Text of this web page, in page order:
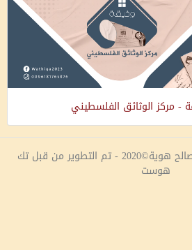
- مركز الوثائق الفلسطيني
جميع الحقوق محفوظة لصالح هوية©2020 - تم التطوير من قبل تك
هوست